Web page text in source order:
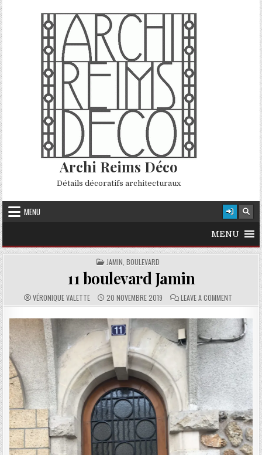
Skip to content
Archi Reims Déco
Détails décoratifs architecturaux
MENU
MENU
POSTED IN
JAMIN, BOULEVARD
11 boulevard Jamin
AUTHOR:
VÉRONIQUE VALETTE PUBLISHED DATE:
20 NOVEMBRE 2019 COMMENTS:
LEAVE A COMMENT ON 11